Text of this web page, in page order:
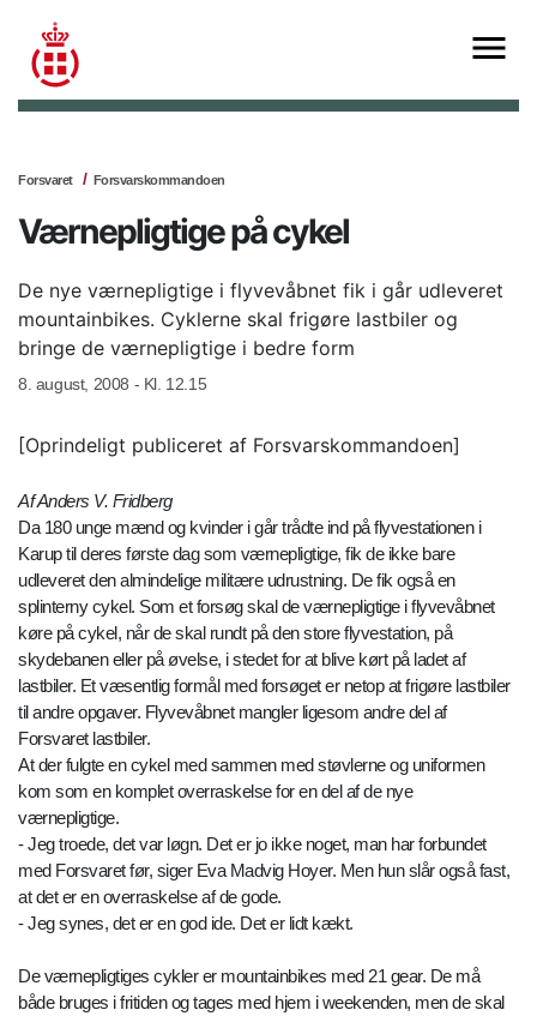
Forsvaret Forsvarskommandoen
Værnepligtige på cykel
De nye værnepligtige i flyvevåbnet fik i går udleveret
mountainbikes. Cyklerne skal frigøre lastbiler og
bringe de værnepligtige i bedre form
8. august, 2008 - Kl. 12.15
[Oprindeligt publiceret af Forsvarskommandoen]
Af Anders V. Fridberg
Da 180 unge mænd og kvinder i går trådte ind på flyvestationen i
Karup til deres første dag som værnepligtige, fik de ikke bare
udleveret den almindelige militære udrustning. De fik også en
splinterny cykel. Som et forsøg skal de værnepligtige i flyvevåbnet
køre på cykel, når de skal rundt på den store flyvestation, på
skydebanen eller på øvelse, i stedet for at blive kørt på ladet af
lastbiler. Et væsentlig formål med forsøget er netop at frigøre lastbiler
til andre opgaver. Flyvevåbnet mangler ligesom andre del af
Forsvaret lastbiler.
At der fulgte en cykel med sammen med støvlerne og uniformen
kom som en komplet overraskelse for en del af de nye
værnepligtige.
- Jeg troede, det var løgn. Det er jo ikke noget, man har forbundet
med Forsvaret før, siger Eva Madvig Hoyer. Men hun slår også fast,
at det er en overraskelse af de gode.
- Jeg synes, det er en god ide. Det er lidt kækt.
De værnepligtiges cykler er mountainbikes med 21 gear. De må
både bruges i fritiden og tages med hjem i weekenden, men de skal